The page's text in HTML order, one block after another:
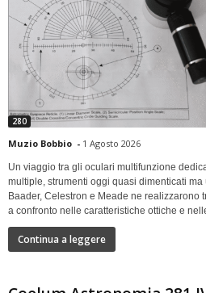
280
Muzio Bobbio - 1 Agosto 2026
Un viaggio tra gli oculari multifunzione
multiple, strumenti oggi quasi dimenticati ma
Baader, Celestron e Meade ne realizzarono
a confronto nelle caratteristiche ottiche e
Continua a leggere